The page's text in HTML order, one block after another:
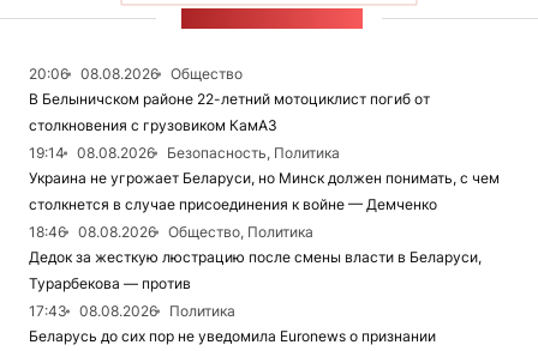
20:06 08.08.2026
Общество
В Белыничском районе 22-летний мотоциклист погиб от
столкновения с грузовиком КамАЗ
19:14
08.08.2026
Безопасность, Политика
Украина не угрожает Беларуси, но Минск должен понимать, с чем
столкнется в случае присоединения к войне — Демченко
18:46
08.08.2026
Общество, Политика
Дедок за жесткую люстрацию после смены власти в Беларуси,
Турарбекова — против
17:43
08.08.2026
Политика
Беларусь до сих пор не уведомила Euronews о признании